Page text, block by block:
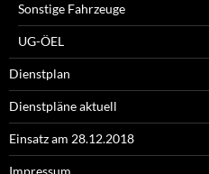
Sonstige Fahrzeuge
UG-ÖEL
Dienstplan
Dienstpläne aktuell
Einsatz am 28.12.2018